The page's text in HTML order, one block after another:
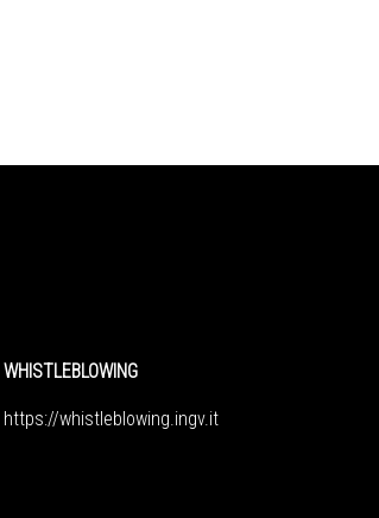
WHISTLEBLOWING
https://whistleblowing.ingv.it